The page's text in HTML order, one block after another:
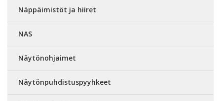
Näppäimistöt ja hiiret
NAS
Näytönohjaimet
Näytönpuhdistuspyyhkeet